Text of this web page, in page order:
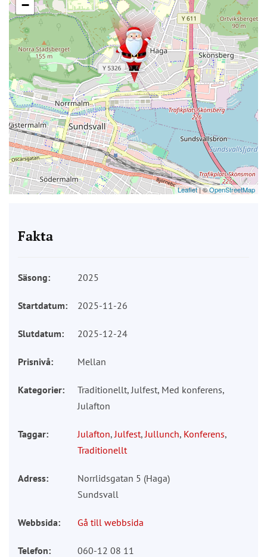
−
Leaflet| ©OpenStreetMap
Fakta
Säsong: 2025
Startdatum: 2025-11-26
Slutdatum: 2025-12-24
Prisnivå: Mellan
Kategorier:
Traditionellt, Julfest, Med konferens,
Julafton
Taggar: Julafton, Julfest, Jullunch, Konferens,
Traditionellt
Adress:
Norrlidsgatan 5 (Haga)
Sundsvall
Webbsida: Gå till webbsida
Telefon: 060-12 08 11